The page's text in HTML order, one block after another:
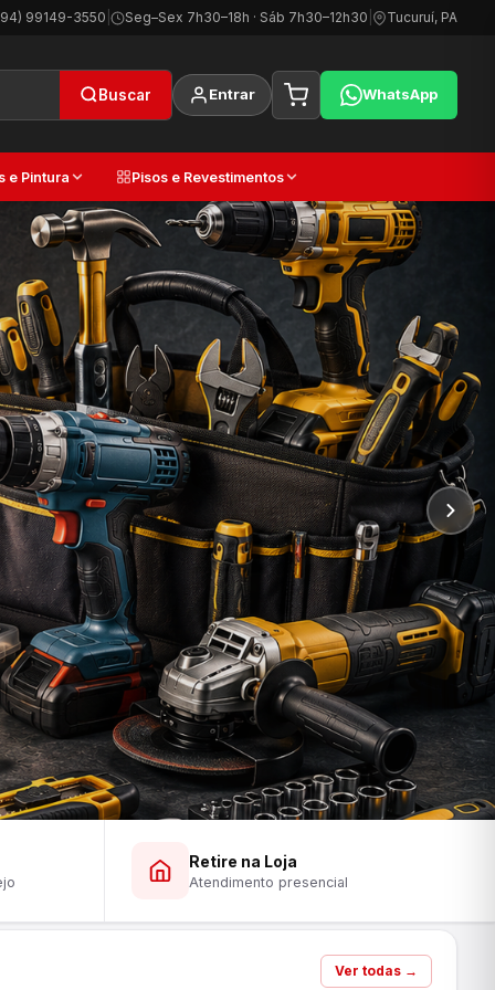
99149-3550 | Seg–Sex 7h30–18h · Sáb 7h30–12h30 Tucuruí, PA
Buscar Entrar WhatsApp
e Pintura Pisos e Revestimentos
Retire na Loja
Atendimento presencial
Ver todas →